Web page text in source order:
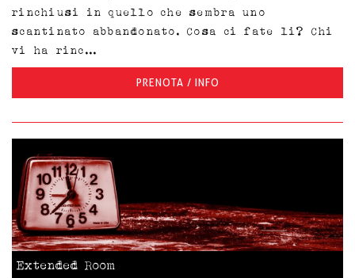
rinchiusi in quello che sembra uno
scantinato abbandonato. Cosa ci fate li? Chi
vi ha rinc...
PRENOTA / INFO
Extended Room